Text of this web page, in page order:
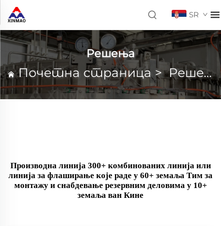
SR
Решења
Почетна страница >Решења
Производна линија 300+ комбинованих линија или
линија за флаширање које раде у 60+ земаља Тим за
монтажу и снабдевање резервним деловима у 10+
земаља ван Кине